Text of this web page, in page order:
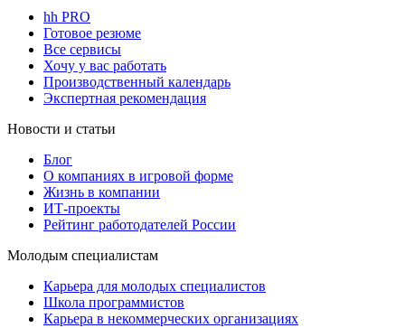
hh PRO
Готовое резюме
Все сервисы
Хочу у вас работать
Производственный календарь
Экспертная рекомендация
Новости и статьи
Блог
О компаниях в игровой форме
Жизнь в компании
ИТ-проекты
Рейтинг работодателей России
Молодым специалистам
Карьера для молодых специалистов
Школа программистов
Карьера в некоммерческих организациях